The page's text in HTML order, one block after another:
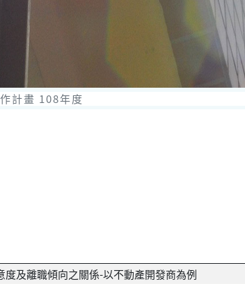
計畫 108年度
度及離職傾向之關係-以不動產開發商為例